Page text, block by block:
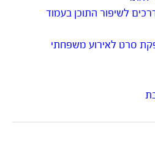
לשיפור התוכן בעמוד
סרט לאירוע משפחתי